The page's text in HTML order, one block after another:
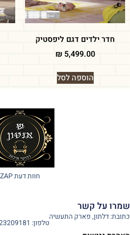
חדר ילדים דגם ליפסטיק
₪5,499.00
הוספה לסל
חוות דעת ZAP
שמרו על קשר
כתובת: דלתון, פארק התעשיה
טלפון: 0723209181